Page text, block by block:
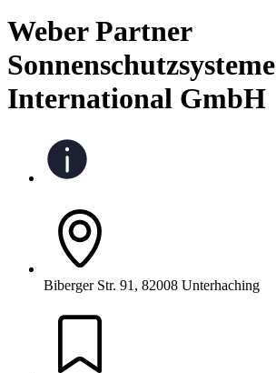
Weber Partner
Sonnenschutzsysteme
International GmbH
Biberger Str. 91, 82008 Unterhaching